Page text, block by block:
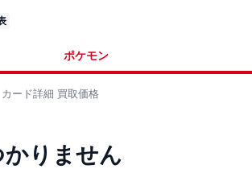
ポケモン
カード詳細 買取価格
りません